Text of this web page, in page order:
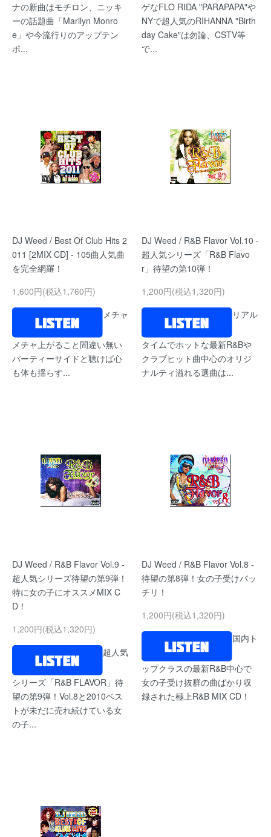
ナの新曲はモチロン、ニッキ
ーの話題曲「Marilyn Monro
e」や今流行りのアップテン
ポ...
ゲなFLO RIDA "PARAPAPA"や
NYで超人気のRIHANNA "Birth
day Cake"は勿論、CSTV等
で...
DJ Weed / Best Of Club Hits 2
011 [2MIX CD] - 105曲人気曲
を完全網羅！
1,600円(税込1,760円)
メチャ
メチャ上がること間違い無い
パーティーサイドと聴けば心
も体も揺らす...
DJ Weed / R&B Flavor Vol.10 -
超人気シリーズ「R&B Flavo
r」待望の第10弾！
1,200円(税込1,320円)
リアル
タイムでホットな最新R&Bや
クラブヒット曲中心のオリジ
ナルティ溢れる選曲は...
DJ Weed / R&B Flavor Vol.9 -
超人気シリーズ待望の第9弾！
特に女の子にオススメMIX C
D！
1,200円(税込1,320円)
超人気
シリーズ「R&B FLAVOR」待
望の第9弾！Vol.8と2010ベス
トが未だに売れ続けている女
の子...
DJ Weed / R&B Flavor Vol.8 -
待望の第8弾！女の子受けバッ
チリ！
1,200円(税込1,320円)
国内ト
ップクラスの最新R&B中心で
女の子受け抜群の曲ばかり収
録された極上R&B MIX CD！